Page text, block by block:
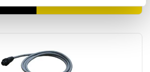
750.00 KR
TILL